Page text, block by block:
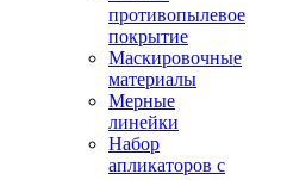
противопылевое
покрытие
Маскировочные
материалы
Мерные
линейки
Набор
апликаторов с